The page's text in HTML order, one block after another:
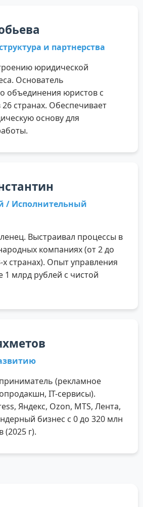
и партнерства
юридической
Основатель
объединения юристов с
странах. Обеспечивает
основу для
/ Исполнительный
Выстраивал процессы в
компаниях (от 2 до
странах). Опыт управления
1 млрд рублей с чистой
(рекламное
ІТ-сервисы).
Яндекс, Ozon, MTS, Лента,
бизнес с 0 до 320 млн
(2025 г).